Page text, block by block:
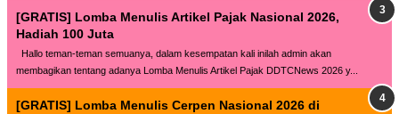
[GRATIS] Lomba Menulis Artikel Pajak Nasional 2026,
Hadiah 100 Juta
Hallo teman-teman semuanya, dalam kesempatan kali inilah admin akan
membagikan tentang adanya Lomba Menulis Artikel Pajak DDTCNews 2026 y...
[GRATIS] Lomba Menulis Cerpen Nasional 2026 di